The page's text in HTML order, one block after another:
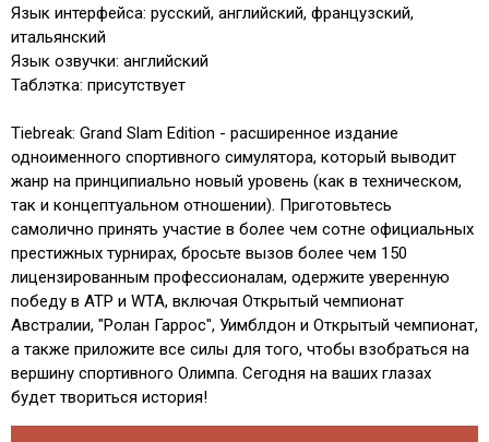
Язык интерфейса: русский, английский, французский,
итальянский
Язык озвучки: английский
Таблэтка: присутствует
Tiebreak: Grand Slam Edition - расширенное издание
одноименного спортивного симулятора, который выводит
жанр на принципиально новый уровень (как в техническом,
так и концептуальном отношении). Приготовьтесь
самолично принять участие в более чем сотне официальных
престижных турнирах, бросьте вызов более чем 150
лицензированным профессионалам, одержите уверенную
победу в ATP и WTA, включая Открытый чемпионат
Австралии, "Ролан Гаррос", Уимблдон и Открытый чемпионат,
а также приложите все силы для того, чтобы взобраться на
вершину спортивного Олимпа. Сегодня на ваших глазах
будет твориться история!